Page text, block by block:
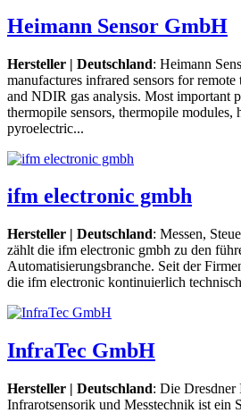
Heimann Sensor GmbH
Hersteller | Deutschland: Heimann
manufactures infrared sensors for remote
and NDIR gas analysis. Most important
thermopile sensors, thermopile modules,
pyroelectric...
ifm electronic gmbh
Hersteller | Deutschland: Messen,
zählt die ifm electronic gmbh zu den
Automatisierungsbranche. Seit der
die ifm electronic kontinuierlich
InfraTec GmbH
Hersteller | Deutschland: Die Dresdner
Infrarotsensorik und Messtechnik ist ein